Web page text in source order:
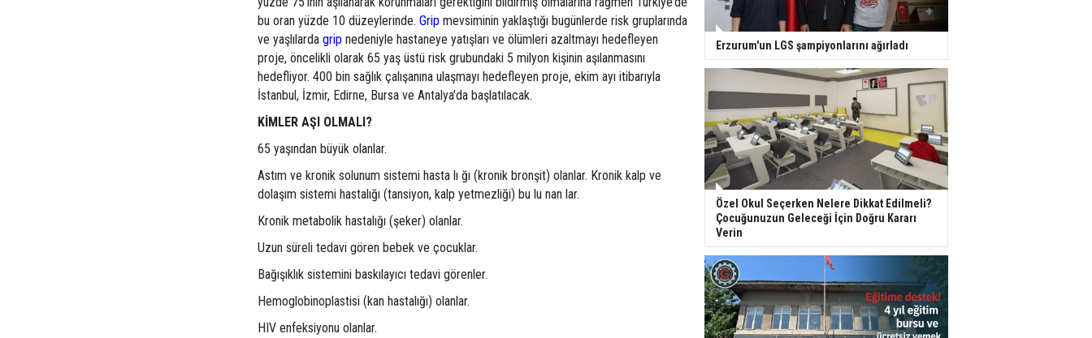
bu oran yüzde 10 düzeylerinde. Grip mevsiminin yaklaştığı bugünlerde risk gruplarında
ve yaşlılarda grip nedeniyle hastaneye yatışları ve ölümleri azaltmayı hedefleyen
proje, öncelikli olarak 65 yaş üstü risk grubundaki 5 milyon kişinin aşılanmasını
hedefliyor. 400 bin sağlık çalışanına ulaşmayı hedefleyen proje, ekim ayı itibarıyla
İstanbul, İzmir, Edirne, Bursa ve Antalya’da başlatılacak.
KİMLER AŞI OLMALI?
65 yaşından büyük olanlar.
Astım ve kronik solunum sistemi hasta lı ğı (kronik bronşit) olanlar. Kronik kalp ve
dolaşım sistemi hastalığı (tansiyon, kalp yetmezliği) bu lu nan lar.
Kronik metabolik hastalığı (şeker) olanlar.
Uzun süreli tedavi gören bebek ve çocuklar.
Bağışıklık sistemini baskılayıcı tedavi görenler.
Hemoglobinoplastisi (kan hastalığı) olanlar.
HIV enfeksiyonu olanlar.
Erzurum'un LGS şampiyonlarını ağırladı
Özel Okul Seçerken Nelere Dikkat Edilmeli?
Çocuğunuzun Geleceği İçin Doğru Kararı
Verin